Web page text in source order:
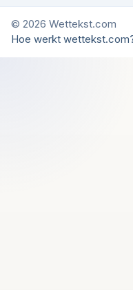
© 2026 Wettekst.com
Hoe werkt